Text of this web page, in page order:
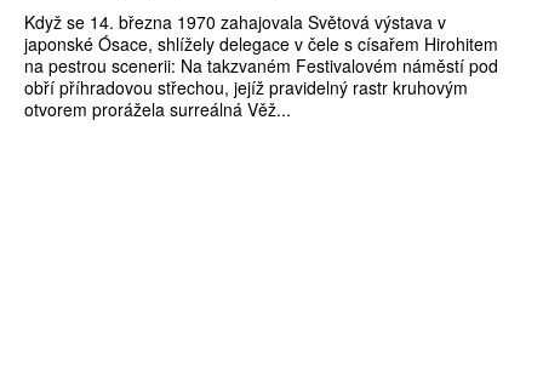
Když se 14. března 1970 zahajovala Světová výstava v
japonské Ósace, shlížely delegace v čele s císařem Hirohitem
na pestrou scenerii: Na takzvaném Festivalovém náměstí pod
obří příhradovou střechou, jejíž pravidelný rastr kruhovým
otvorem prorážela surreálná Věž...